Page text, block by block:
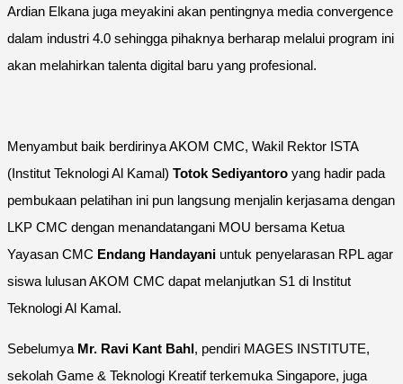
Ardian Elkana juga meyakini akan pentingnya media convergence
dalam industri 4.0 sehingga pihaknya berharap melalui program ini
akan melahirkan talenta digital baru yang profesional.
Menyambut baik berdirinya AKOM CMC, Wakil Rektor ISTA
(Institut Teknologi Al Kamal) Totok Sediyantoro yang hadir pada
pembukaan pelatihan ini pun langsung menjalin kerjasama dengan
LKP CMC dengan menandatangani MOU bersama Ketua
Yayasan CMC Endang Handayani untuk penyelarasan RPL agar
siswa lulusan AKOM CMC dapat melanjutkan S1 di Institut
Teknologi Al Kamal.
Sebelumya Mr. Ravi Kant Bahl, pendiri MAGES INSTITUTE,
sekolah Game & Teknologi Kreatif terkemuka Singapore, juga